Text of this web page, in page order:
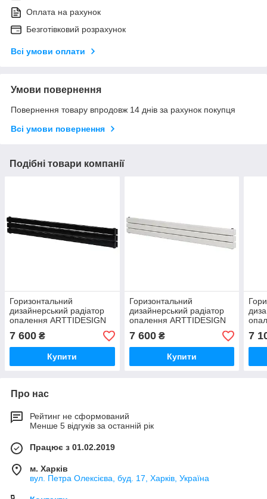
Оплата на рахунок
Безготівковий розрахунок
Всі умови оплати
Умови повернення
Повернення товару впродовж 14 днів за рахунок покупця
Всі умови повернення
Подібні товари компанії
Горизонтальний
дизайнерський радіатор
опалення ARTTIDESIGN
Livorno ІІ G 3/204/2000/50
чорний матовий
7 600 ₴
Купити
Горизонтальний
дизайнерський радіатор
опалення ARTTIDESIGN
Livorno ІІ G 3/204/2000/50
білий матовий
7 600₴
Купити
7
Про нас
Рейтинг не сформований
Менше 5 відгуків за останній рік
Працює з 01.02.2019
м. Харків
вул. Петра Олексієва, буд. 17, Харків, Україна